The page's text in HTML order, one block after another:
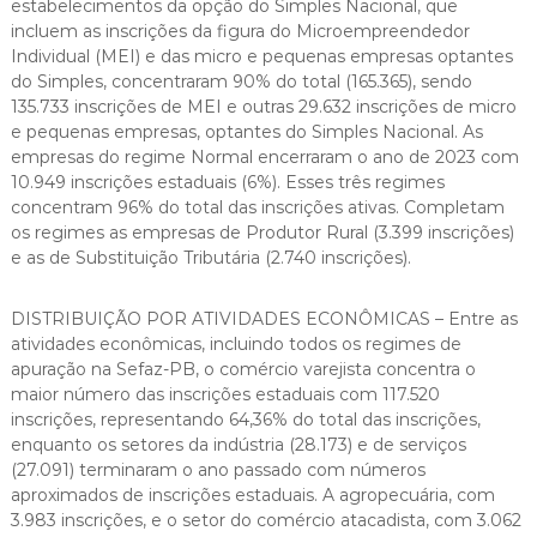
estabelecimentos da opção do Simples Nacional, que
incluem as inscrições da figura do Microempreendedor
Individual (MEI) e das micro e pequenas empresas optantes
do Simples, concentraram 90% do total (165.365), sendo
135.733 inscrições de MEI e outras 29.632 inscrições de micro
e pequenas empresas, optantes do Simples Nacional. As
empresas do regime Normal encerraram o ano de 2023 com
10.949 inscrições estaduais (6%). Esses três regimes
concentram 96% do total das inscrições ativas. Completam
os regimes as empresas de Produtor Rural (3.399 inscrições)
e as de Substituição Tributária (2.740 inscrições).
DISTRIBUIÇÃO POR ATIVIDADES ECONÔMICAS – Entre as
atividades econômicas, incluindo todos os regimes de
apuração na Sefaz-PB, o comércio varejista concentra o
maior número das inscrições estaduais com 117.520
inscrições, representando 64,36% do total das inscrições,
enquanto os setores da indústria (28.173) e de serviços
(27.091) terminaram o ano passado com números
aproximados de inscrições estaduais. A agropecuária, com
3.983 inscrições, e o setor do comércio atacadista, com 3.062